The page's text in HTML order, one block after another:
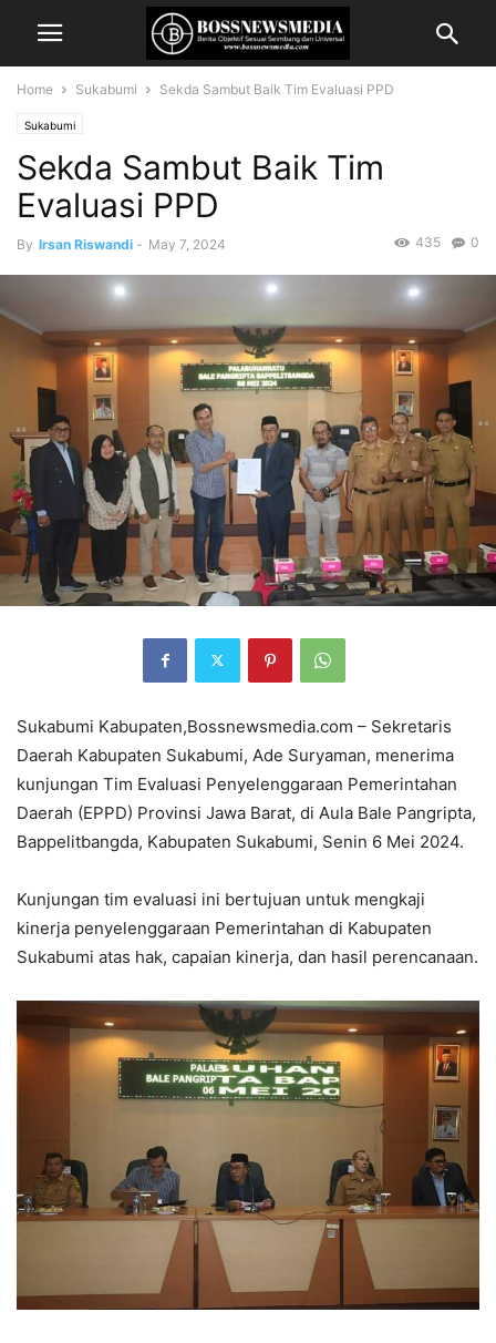
Home Sukabumi Sekda Sambut Baik Tim Evaluasi PPD
Sukabumi
Sekda Sambut Baik Tim
Evaluasi PPD
By Irsan Riswandi - May 7, 2024 0
435
Sukabumi Kabupaten,Bossnewsmedia.com – Sekretaris
Daerah Kabupaten Sukabumi, Ade Suryaman, menerima
kunjungan Tim Evaluasi Penyelenggaraan Pemerintahan
Daerah (EPPD) Provinsi Jawa Barat, di Aula Bale Pangripta,
Bappelitbangda, Kabupaten Sukabumi, Senin 6 Mei 2024.
Kunjungan tim evaluasi ini bertujuan untuk mengkaji
kinerja penyelenggaraan Pemerintahan di Kabupaten
Sukabumi atas hak, capaian kinerja, dan hasil perencanaan.